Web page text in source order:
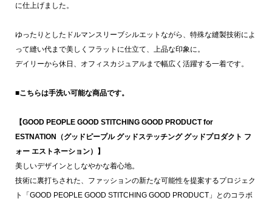
に仕上げました。
ゆったりとしたドルマンスリーブシルエットながら、特殊な縫製技術によ
って縫い代まで美しくフラットに仕立て、上品な印象に。
デイリーから休日、オフィスカジュアルまで幅広く活躍する一着です。
■こちらは手洗い可能な商品です。
【GOOD PEOPLE GOOD STITCHING GOOD PRODUCT for
ESTNATION（グッドピープル グッドステッチング グッドプロダクト フ
ォー エストネーション）】
美しいデザインとしなやかな着心地。
技術に裏打ちされた、ファッションの新たな可能性を提案するプロジェク
ト「GOOD PEOPLE GOOD STITCHING GOOD PRODUCT」とのコラボ